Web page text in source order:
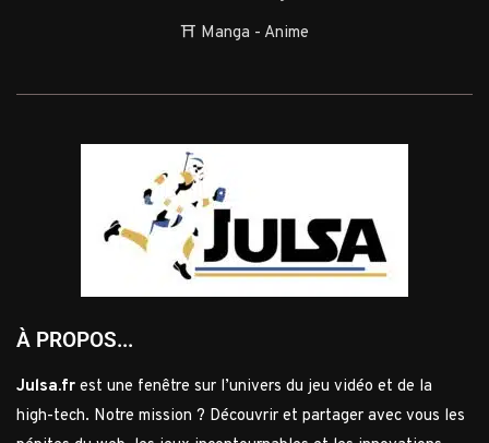
⛩️ Manga - Anime
À PROPOS...
Julsa.fr est une fenêtre sur l’univers du jeu vidéo et de la
high-tech. Notre mission ? Découvrir et partager avec vous les